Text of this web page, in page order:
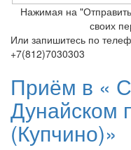
Нажимая на
своих
Или запишитесь по
+7(812)7030303
Приём в «
Дунайском
(Купчино)»